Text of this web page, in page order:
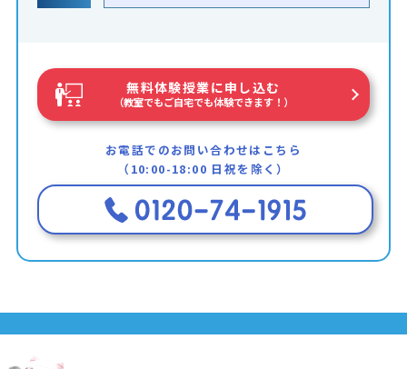
無料体験授業に申し込む
（教室でもご自宅でも体験できます！）
お電話でのお問い合わせはこちら
（10:00-18:00 日祝を除く）